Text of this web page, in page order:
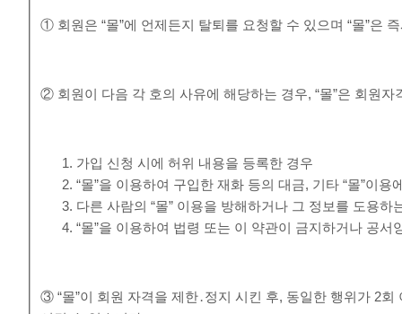
① 회원은 “몰”에 언제든지 탈퇴를 요청할 수 있으며 “몰”은
② 회원이 다음 각 호의 사유에 해당하는 경우, “몰”은 회원
가입 신청 시에 허위 내용을 등록한 경우
“몰”을 이용하여 구입한 재화 등의 대금, 기타 “몰”이
다른 사람의 “몰” 이용을 방해하거나 그 정보를 도용
“몰”을 이용하여 법령 또는 이 약관이 금지하거나 공
③ “몰”이 회원 자격을 제한․정지 시킨 후, 동일한 행위가 2